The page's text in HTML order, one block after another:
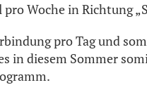
Woche in Richtung
pro Tag und
in diesem Sommer